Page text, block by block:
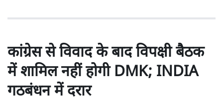
कांग्रेस से विवाद के बाद विपक्षी बैठक
में शामिल नहीं होगी DMK; INDIA
गठबंधन में दरार